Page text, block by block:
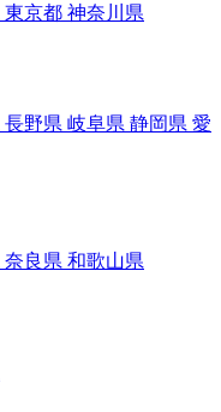
東京都 神奈川県
長野県 岐阜県 静岡県 愛
奈良県 和歌山県